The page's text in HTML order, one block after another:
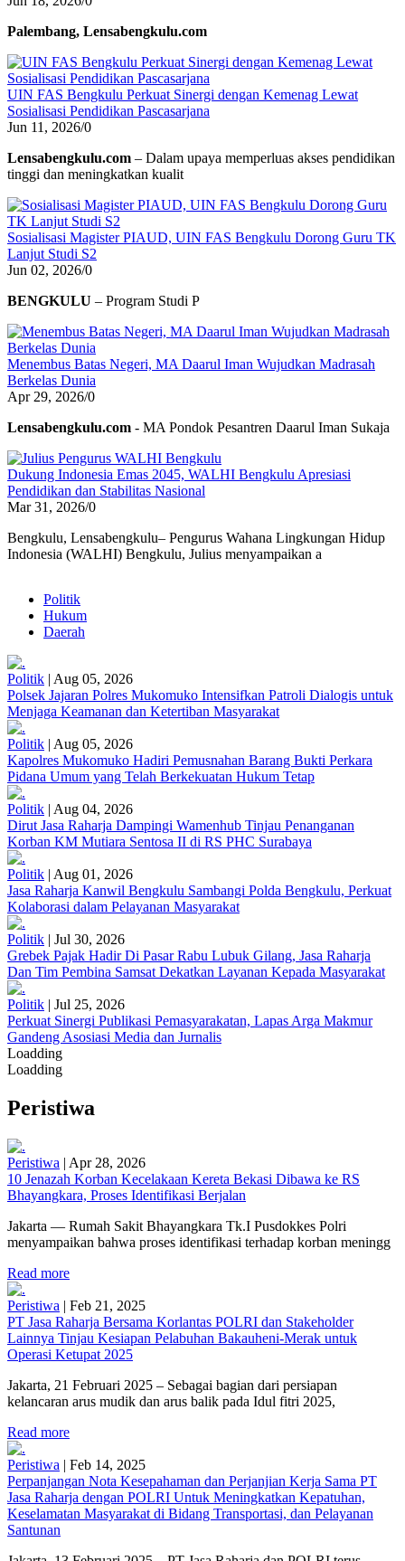
Palembang, Lensabengkulu.com
UIN FAS Bengkulu Perkuat Sinergi dengan Kemenag Lewat
Sosialisasi Pendidikan Pascasarjana
Jun 11, 2026/0
Lensabengkulu.com – Dalam upaya memperluas akses pendidikan
tinggi dan meningkatkan kualit
Sosialisasi Magister PIAUD, UIN FAS Bengkulu Dorong Guru TK
Lanjut Studi S2
Jun 02, 2026/0
BENGKULU – Program Studi P
Menembus Batas Negeri, MA Daarul Iman Wujudkan Madrasah
Berkelas Dunia
Apr 29, 2026/0
Lensabengkulu.com - MA Pondok Pesantren Daarul Iman Sukaja
Dukung Indonesia Emas 2045, WALHI Bengkulu Apresiasi
Pendidikan dan Stabilitas Nasional
Mar 31, 2026/0
Bengkulu, Lensabengkulu– Pengurus Wahana Lingkungan Hidup
Indonesia (WALHI) Bengkulu, Julius menyampaikan a
Politik
Hukum
Daerah
Politik | Aug 05, 2026
Polsek Jajaran Polres Mukomuko Intensifkan Patroli Dialogis untuk
Menjaga Keamanan dan Ketertiban Masyarakat
Politik | Aug 05, 2026
Kapolres Mukomuko Hadiri Pemusnahan Barang Bukti Perkara
Pidana Umum yang Telah Berkekuatan Hukum Tetap
Politik | Aug 04, 2026
Dirut Jasa Raharja Dampingi Wamenhub Tinjau Penanganan
Korban KM Mutiara Sentosa II di RS PHC Surabaya
Politik | Aug 01, 2026
Jasa Raharja Kanwil Bengkulu Sambangi Polda Bengkulu, Perkuat
Kolaborasi dalam Pelayanan Masyarakat
Politik | Jul 30, 2026
Grebek Pajak Hadir Di Pasar Rabu Lubuk Gilang, Jasa Raharja
Dan Tim Pembina Samsat Dekatkan Layanan Kepada Masyarakat
Politik | Jul 25, 2026
Perkuat Sinergi Publikasi Pemasyarakatan, Lapas Arga Makmur
Gandeng Asosiasi Media dan Jurnalis
Loadding
Loadding
Peristiwa
Peristiwa | Apr 28, 2026
10 Jenazah Korban Kecelakaan Kereta Bekasi Dibawa ke RS
Bhayangkara, Proses Identifikasi Berjalan
Jakarta — Rumah Sakit Bhayangkara Tk.I Pusdokkes Polri
menyampaikan bahwa proses identifikasi terhadap korban meningg
Read more
Peristiwa | Feb 21, 2025
PT Jasa Raharja Bersama Korlantas POLRI dan Stakeholder
Lainnya Tinjau Kesiapan Pelabuhan Bakauheni-Merak untuk
Operasi Ketupat 2025
Jakarta, 21 Februari 2025 – Sebagai bagian dari persiapan
kelancaran arus mudik dan arus balik pada Idul fitri 2025,
Read more
Peristiwa | Feb 14, 2025
Perpanjangan Nota Kesepahaman dan Perjanjian Kerja Sama PT
Jasa Raharja dengan POLRI Untuk Meningkatkan Kepatuhan,
Keselamatan Masyarakat di Bidang Transportasi, dan Pelayanan
Santunan